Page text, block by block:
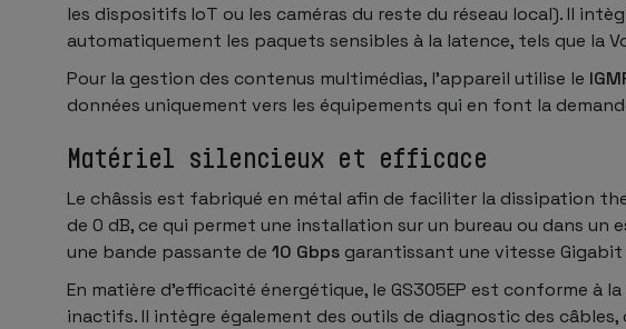
les dispositifs IoT ou les caméras du reste du réseau local). Il
automatiquement les paquets sensibles à la latence, tels que la
Pour la gestion des contenus multimédias, l’appareil utilise le
données uniquement vers les équipements qui en font la
Matériel silencieux et efficace
Le châssis est fabriqué en métal afin de faciliter la dissipation
de 0 dB, ce qui permet une installation sur un bureau ou dans
une bande passante de 10 Gbps garantissant une vitesse Gigabit
En matière d’efficacité énergétique, le GS305EP est conforme à
inactifs. Il intègre également des outils de diagnostic des